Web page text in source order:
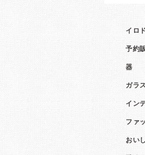
イロ
予約
器
ガラス
イン
ファ
おい